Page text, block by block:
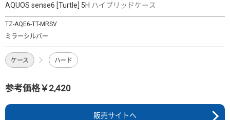
AQUOS sense6 [Turtle] 5H ハイブリッドケース
TZ-AQE6-TT-MRSV
ミラーシルバー
ケース ハード
参考価格￥2,420
販売サイトへ